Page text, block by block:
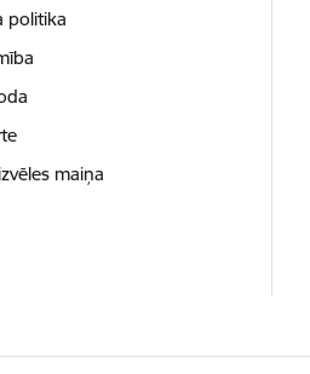
politika
maiņa